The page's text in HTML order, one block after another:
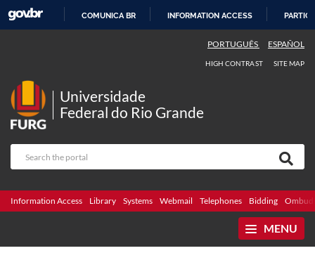
COMUNICA BR INFORMATION ACCESS
PORTUGUÊS ESPAÑOL
HIGH CONTRAST SITE MAP
Universidade
Federal do Rio Grande
Information Access Library Systems Webmail Telephones Bidding
MENU